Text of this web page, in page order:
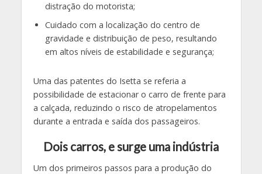
distração do motorista;
Cuidado com a localização do centro de
gravidade e distribuição de peso, resultando
em altos níveis de estabilidade e segurança;
Uma das patentes do Isetta se referia a
possibilidade de estacionar o carro de frente para
a calçada, reduzindo o risco de atropelamentos
durante a entrada e saída dos passageiros.
Dois carros, e surge uma indústria
Um dos primeiros passos para a produção do